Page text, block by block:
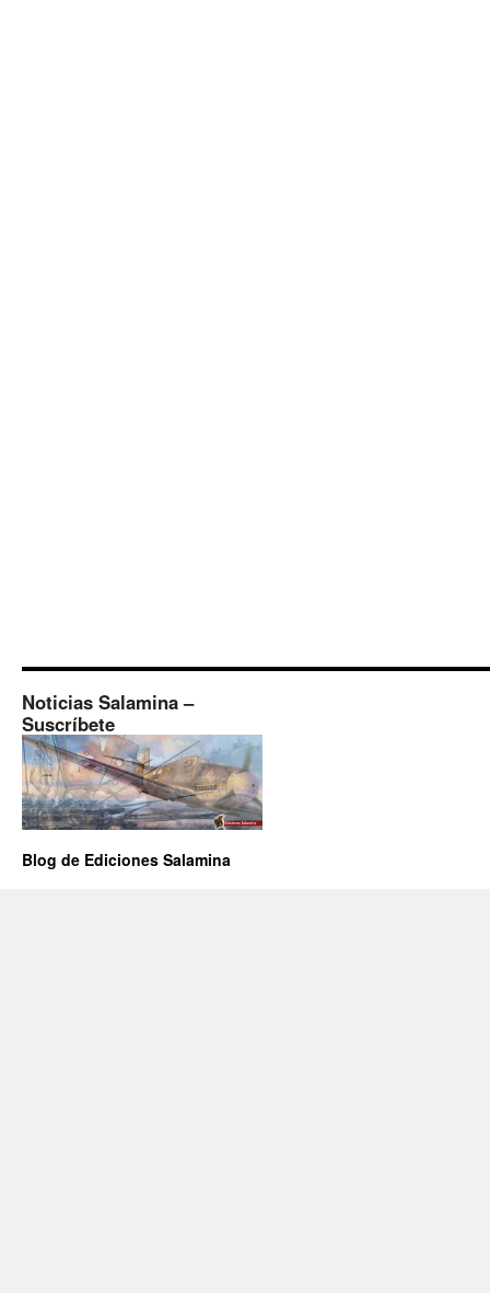
Noticias Salamina –
Suscríbete
Blog de Ediciones Salamina